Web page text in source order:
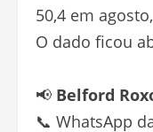
50,4 em
O dado ficou
📢 Belford
📞 WhatsApp